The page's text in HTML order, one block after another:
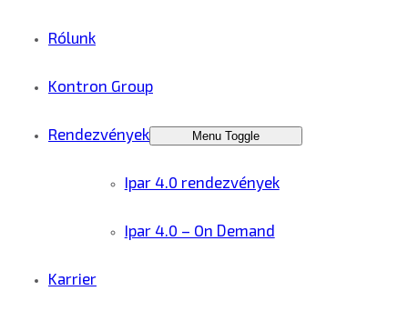
Rólunk
Kontron Group
Rendezvények Menu Toggle
Ipar 4.0 rendezvények
Ipar 4.0 – On Demand
Karrier